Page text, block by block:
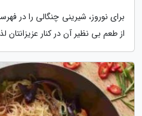
برای نوروز، شیرینی چنگالی را در
از طعم بی نظیر آن در کنار عزیزانتان